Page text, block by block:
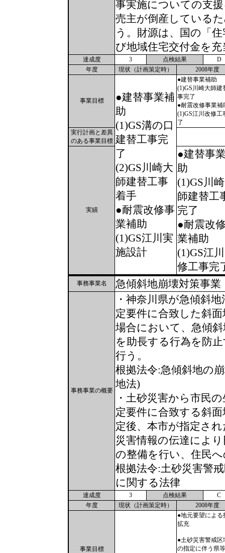
事実施についての支
売主が倒産している
う。財源は、国の「
び地域住宅交付金を
達成度 3 点検結果
D
年度
現状（計画策定時） 2008年度
事業目標
●建替事業補
助
(1)GS溝の口
建替工事完
了
(2)GS川崎大
師建替工事
着手
●耐震改修事
業補助
(1)GS江川実
施設計
●建替事業補助
(1)GS川崎大師建
事完了
●耐震改修事業補
(1)GS江川改修工
了
実行計画と差異
のある事業目標
実績
●建替事
助
(1)GS川
師建替工
完了
●耐震改
業補助
(1)GS江
修工事完
事務事業名 急傾斜地崩壊対策事業
事務事業の概要
・神奈川県が急傾斜
定要件に合致した斜
場合において、急傾
を助長する行為を防
行う。
根拠法令:急傾斜地の
地法)
・土砂災害から市民
定要件に合致する斜
定後、本市が指定さ
災害情報の伝達によ
の整備を行い、住民
根拠法令:土砂災害警
に関する法律
達成度 3 点検結果
C
年度
現状（計画策定時） 2008年度
事業目標
●地元要望による
拡充
●土砂災害警戒区
の指定に伴う県